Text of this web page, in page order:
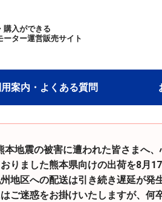
購入ができる
ーター運営販売サイト
案内・よくある質問
地震の被害に遭われた皆さまへ、
た熊本県向けの出荷を8月17日
の配送は引き続き遅延が発生
をお掛けいたしますが、何卒ご